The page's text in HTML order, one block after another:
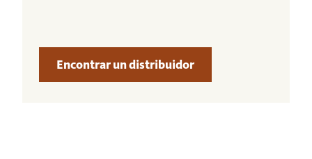
Encontrar un distribuidor